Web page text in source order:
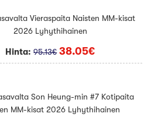
Vieraspaita Naisten MM-kisat
2026 Lyhythihainen
Hinta:95.13€ 38.05€
Son Heung-min #7 Kotipaita
MM-kisat 2026 Lyhythihainen